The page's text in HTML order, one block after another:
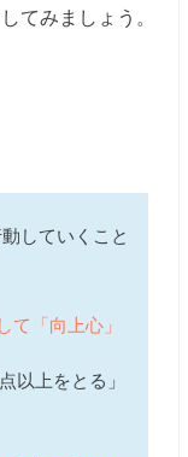
てみましょう。
していくこと
「向上心」
以上をとる」